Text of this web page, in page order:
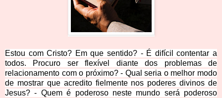
Estou com Cristo? Em que sentido? - É difícil contentar a
todos. Procuro ser flexível diante dos problemas de
relacionamento com o próximo? - Qual seria o melhor modo
de mostrar que acredito fielmente nos poderes divinos de
Jesus? - Quem é poderoso neste mundo será poderoso